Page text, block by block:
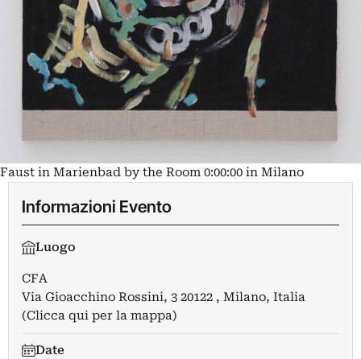
Faust in Marienbad by the Room 0:00:00 in Milano
Informazioni Evento
Luogo
CFA
Via Gioacchino Rossini, 3 20122 , Milano, Italia
(Clicca qui per la mappa)
Date